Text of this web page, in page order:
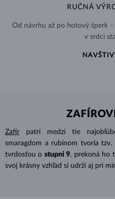
RUČNÁ
Od návrhu až po hotový šperk
v srdci
Zafír
patrí medzi tie
smaragdom a rubínom tvoria
tvrdosťou o stupni 9, prekoná ho
svoj krásny vzhľad si udrží aj pri